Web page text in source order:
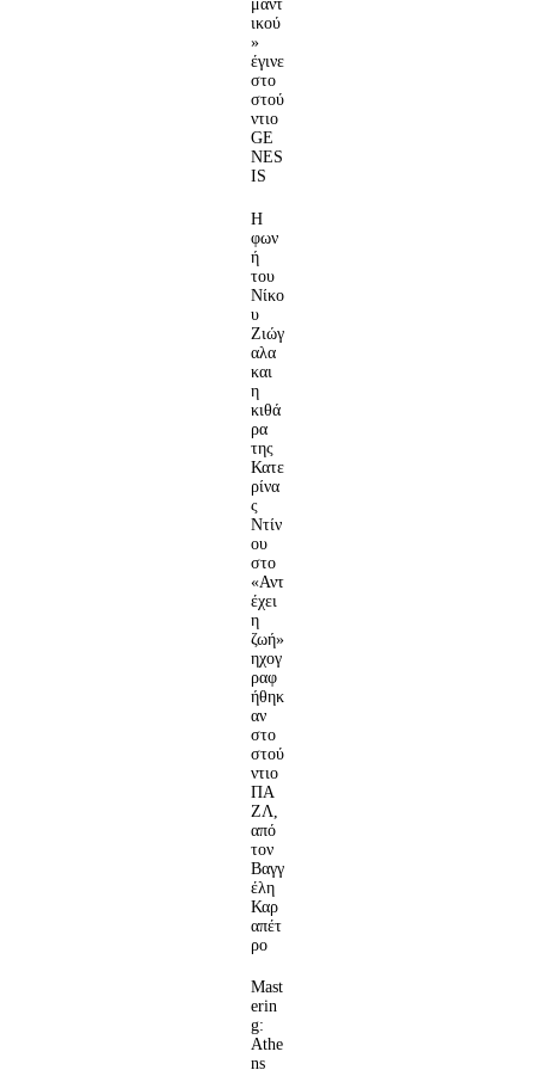
μαντ
ικού
»
έγινε
στο
στού
ντιο
GE
NES
IS
Η
φων
ή
του
Νίκο
υ
Ζιώγ
αλα
και
η
κιθά
ρα
της
Κατε
ρίνα
ς
Ντίν
ου
στο
«Αντ
έχει
η
ζωή»
ηχογ
ραφ
ήθηκ
αν
στο
στού
ντιο
ΠΑ
ΖΛ,
από
τον
Βαγγ
έλη
Καρ
απέτ
ρο
Mast
erin
g:
Athe
ns